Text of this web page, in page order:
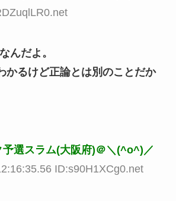
んだよ。
かるけど正論とは別のことだか
予選スラム(大阪府)＠＼(^o^)／
ID:s90H1XCg0.net